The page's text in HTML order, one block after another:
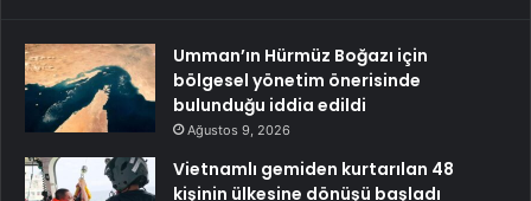
Umman’ın Hürmüz Boğazı için
bölgesel yönetim önerisinde
bulunduğu iddia edildi
Ağustos 9, 2026
Vietnamlı gemiden kurtarılan 48
kişinin ülkesine dönüşü başladı